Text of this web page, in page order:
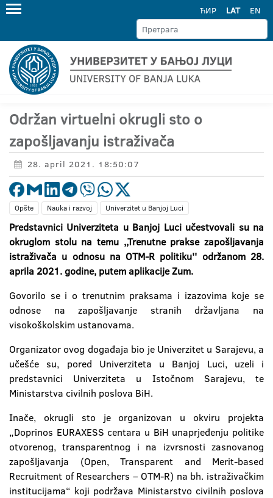
ЋИР LAT EN
Održan virtuelni okrugli sto o
zapošljavanju istraživača
28. april 2021. 18:50:07
Opšte Nauka i razvoj Univerzitet u Banjoj Luci
Predstavnici Univerziteta u Banjoj Luci učestvovali su na
okruglom stolu na temu ,,Trenutne prakse zapošljavanja
istraživača u odnosu na OTM-R politiku'' održanom 28.
aprila 2021. godine, putem aplikacije Zum.
Govorilo se i o trenutnim praksama i izazovima koje se
odnose na zapošljavanje stranih državljana na
visokoškolskim ustanovama.
Organizator ovog događaja bio je Univerzitet u Sarajevu, a
učešće su, pored Univerziteta u Banjoj Luci, uzeli i
predstavnici Univerziteta u Istočnom Sarajevu, te
Ministarstva civilnih poslova BiH.
Inače, okrugli sto je organizovan u okviru projekta
„Doprinos EURAXESS centara u BiH unaprjeđenju politike
otvorenog, transparentnog i na izvrsnosti zasnovanog
zapošljavanja (Open, Transparent and Merit-based
Recruitment of Researchers – OTM-R) na bh. istraživačkim
institucijama“ koji podržava Ministarstvo civilnih poslova